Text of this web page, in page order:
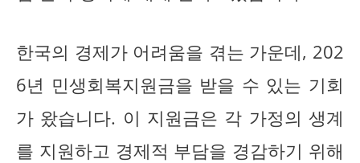
한국의 경제가 어려움을 겪는 가운데, 202
6년 민생회복지원금을 받을 수 있는 기회
가 왔습니다. 이 지원금은 각 가정의 생계
를 지원하고 경제적 부담을 경감하기 위해